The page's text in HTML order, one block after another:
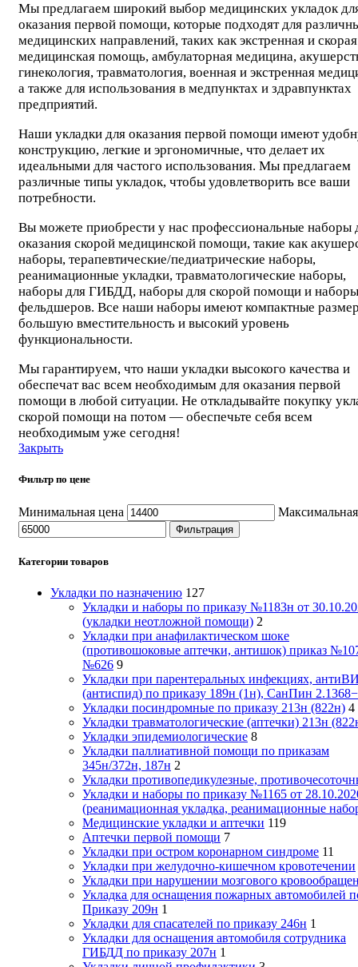
Закрыть
Фильтр по цене
Минимальная цена
Фильтрация
Категории товаров
Укладки по назначению 127
Укладки и наборы по приказу №1183н от
(укладки неотложной помощи) 2
Укладки при анафилактическом шоке
(противошоковые аптечки, антишок) приказ
№626 9
Укладки при парентеральных инфекциях,
(антиспид) по приказу 189н (1н), СанПин
Укладки посиндромные по приказу 213н (822н) 4
Укладки травматологические (аптечки) 213н
Укладки эпидемиологические 8
Укладки паллиативной помощи по приказам
345н/372н, 187н 2
Укладки противопедикулезные,
Укладки и наборы по приказу №1165 от
(реанимационная укладка, реанимационные
Медицинские укладки и аптечки 119
Аптечки первой помощи 7
Укладки при остром коронарном синдроме 11
Укладки при желудочно-кишечном кровотечении
Укладки при нарушении мозгового
Укладка для оснащения пожарных автомобилей
Приказу 209н 1
Укладки для спасателей по приказу 246н 1
Укладки для оснащения автомобиля сотрудника
ГИБДД по приказу 207н 1
Мы предлагаем широкий выбор медицинских укладок
оказания первой помощи, которые подходят для
медицинских направлений, таких как экстренная и скорая
медицинская помощь, амбулаторная медицина,
гинекология, травматология, военная и экстренная
а также для использования в медпунктах и здравпунктах
предприятий.
Наши укладки для оказания первой помощи имеют
конструкцию, легкие и эргономичные, что делает их
идеальными для частого использования. Мы предлагаем
различные типы укладок, чтобы удовлетворить все ваши
потребности.
Вы можете приобрести у нас профессиональные наборы
оказания скорой медицинской помощи, такие как
наборы, терапевтические/педиатрические наборы,
реанимационные укладки, травматологические наборы,
наборы для ГИБДД, наборы для скорой помощи и
фельдшеров. Все наши наборы имеют компактные
большую вместительность и высокий уровень
функциональности.
Мы гарантируем, что наши укладки высокого качества и
обеспечат вас всем необходимым для оказания первой
помощи в любой ситуации. Не откладывайте покупку
скорой помощи на потом — обеспечьте себя всем
необходимым уже сегодня!